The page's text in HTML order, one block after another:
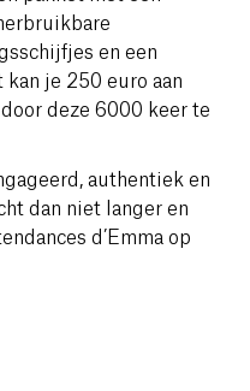
en een
je 250 euro aan
deze 6000 keer te
authentiek en
dan niet langer en
d’Emma op